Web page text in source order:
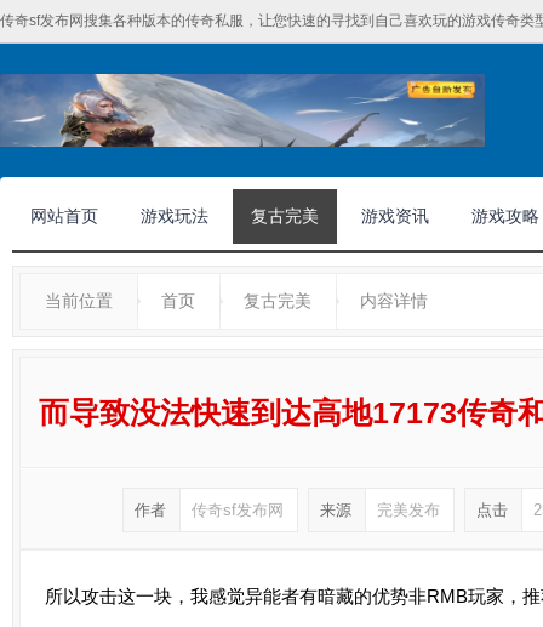
传奇sf发布网搜集各种版本的传奇私服，让您快速的寻找到自己喜欢玩的游戏传奇
网站首页 游戏玩法 复古完美 游戏资讯 游戏攻略
当前位置 首页 复古完美 内容详情
而导致没法快速到达高地17173传奇
作者 传奇sf发布网 来源 完美发布 点击
所以攻击这一块，我感觉异能者有暗藏的优势非RMB玩家，